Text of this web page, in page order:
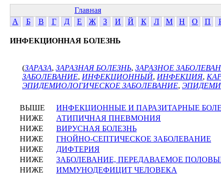
Главная
А
Б В Г Д Е Ж З И Й К Л М Н О П
ИНФЕКЦИОННАЯ БОЛЕЗНЬ
(ЗАРАЗА, ЗАРАЗНАЯ БОЛЕЗНЬ, ЗАРАЗНОЕ
ЗАБОЛЕВАНИЕ, ИНФЕКЦИОННЫЙ, ИНФЕКЦИЯ,
ЭПИДЕМИОЛОГИЧЕСКОЕ ЗАБОЛЕВАНИЕ,
ВЫШЕ
ИНФЕКЦИОННЫЕ И ПАРАЗИТАРНЫЕ
НИЖЕ
АТИПИЧНАЯ ПНЕВМОНИЯ
НИЖЕ
ВИРУСНАЯ БОЛЕЗНЬ
НИЖЕ
ГНОЙНО-СЕПТИЧЕСКОЕ ЗАБОЛЕВАНИЕ
НИЖЕ
ДИФТЕРИЯ
НИЖЕ
ЗАБОЛЕВАНИЕ, ПЕРЕДАВАЕМОЕ
НИЖЕ
ИММУНОДЕФИЦИТ ЧЕЛОВЕКА